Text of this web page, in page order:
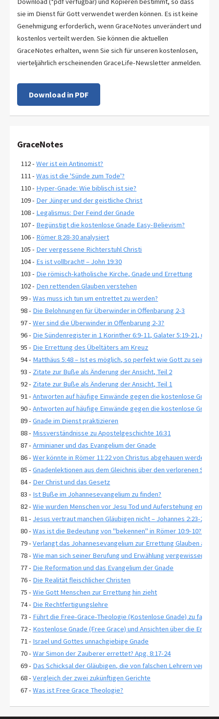
sie im Dienst für Gott verwendet werden können. Es ist keine
Genehmigung erforderlich, wenn GraceNotes unverändert und
kostenlos verteilt werden. Sie können die aktuellen
GraceNotes erhalten, wenn Sie sich für unseren kostenlosen,
vierteljährlich erscheinenden GraceLife-Newsletter anmelden.
Download in PDF
GraceNotes
112 -Wer ist ein Antinomist?
111 -Was ist die 'Sünde zum Tode'?
110 - Hyper-Gnade: Wie biblisch ist sie?
109 - Der Jünger und der geistliche Christ
108 - Legalismus: Der Feind der Gnade
107 - Begünstigt die kostenlose Gnade Easy-Believism?
106 - Römer 8:28-30 analysiert
105 - Der vergessene Richterstuhl Christi
104 - Es ist vollbracht! – John 19:30
103 - Die römisch-katholische Kirche, Gnade und Errettung
102 - Den rettenden Glauben verstehen
99 -Was muss ich tun um entrettet zu werden?
98 - Die Belohnungen für Überwinder in Offenbarung 2-3
97 -Wer sind die Überwinder in Offenbarung 2-3?
96 - Die Sündenregister in 1 Korinther 6:9-11, Galater 5:19-21, und
95 - Die Errettung des Übeltäters am Kreuz
94 - Matthäus 5:48 – Ist es möglich, so perfekt wie Gott zu sein?
93 - Zitate zur Buße als Änderung der Ansicht, Teil 2
92 - Zitate zur Buße als Änderung der Ansicht, Teil 1
91 -Antworten auf häufige Einwände gegen die kostenlose Gnade,
90 -Antworten auf häufige Einwände gegen die kostenlose Gnade,
89 -Gnade im Dienst praktizieren
88 - Missverständnisse zu Apostelgeschichte 16:31
87 -Arminianer und das Evangelium der Gnade
86 -Wer könnte in Römer 11:22 von Christus abgehauen werden?
85 -Gnadenlektionen aus dem Gleichnis über den verlorenen Sohn,
84 - Der Christ und das Gesetz
83 - Ist Buße im Johannesevangelium zu finden?
82 -Wie wurden Menschen vor Jesu Tod und Auferstehung
81 - Jesus vertraut manchen Gläubigen nicht – Johannes 2:23-25
80 -Was ist die Bedeutung von "bekennen" in Römer 10:9-10?"
79 -Verlangt das Johannesevangelium zur Errettung Glauben an
78 -Wie man sich seiner Berufung und Erwählung vergewissert-2
77 - Die Reformation und das Evangelium der Gnade
76 - Die Realität fleischlicher Christen
75 -Wie Gott Menschen zur Errettung hin zieht
74 - Die Rechtfertigungslehre
73 - Führt die Free-Grace-Theologie (Kostenlose Gnade) zu
72 - Kostenlose Gnade (Free Grace) und Ansichten über die
71 - Israel und Gottes unnachgiebige Gnade
70 -War Simon der Zauberer errettet? Apg. 8:17-24
69 - Das Schicksal der Gläubigen, die von falschen Lehrern
68 -Vergleich der zwei zukünftigen Gerichte
67 -Was ist Free Grace Theologie?
65 -Offenbarung 3:20 und Jesus in dein Herz bitten